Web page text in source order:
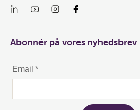
Abonnér på vores nyhedsbrev